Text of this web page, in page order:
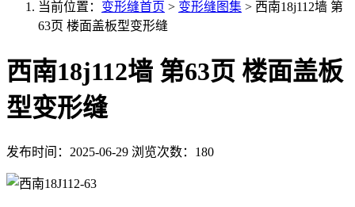
当前位置： 变形缝首页 > 变形缝图集 > 西南18j112墙 第
63页 楼面盖板型变形缝
西南18j112墙 第63页 楼面盖板
型变形缝
发布时间：2025-06-29 浏览次数：180